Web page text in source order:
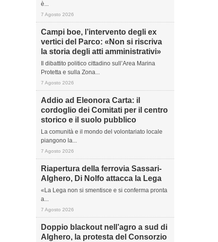
è...
7 Agosto 2026
Campi boe, l’intervento degli ex
vertici del Parco: «Non si riscriva
la storia degli atti amministrativi»
Il dibattito politico cittadino sull’Area Marina
Protetta e sulla Zona...
7 Agosto 2026
Addio ad Eleonora Carta: il
cordoglio dei Comitati per il centro
storico e il suolo pubblico
La comunità e il mondo del volontariato locale
piangono la...
7 Agosto 2026
Riapertura della ferrovia Sassari-
Alghero, Di Nolfo attacca la Lega
«La Lega non si smentisce e si conferma pronta
a...
7 Agosto 2026
Doppio blackout nell’agro a sud di
Alghero, la protesta del Consorzio